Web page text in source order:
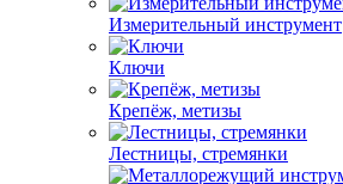
Измерительный инструмент
Ключи
Крепёж, метизы
Лестницы, стремянки